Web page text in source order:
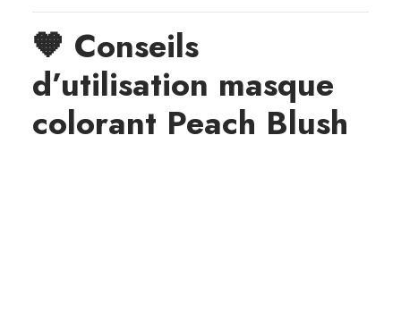
🧡 Conseils
d’utilisation masque
colorant Peach Blush